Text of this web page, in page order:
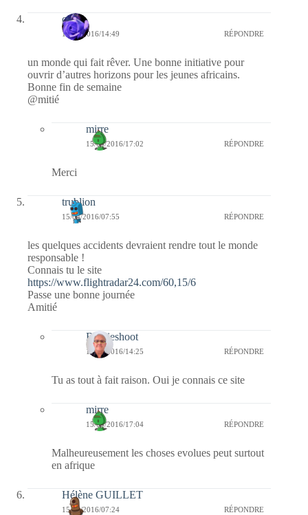
covix
15/04/2016/14:49 RÉPONDRE
un monde qui fait rêver. Une bonne initiative pour
ouvrir d’autres horizons pour les jeunes africains.
Bonne fin de semaine
@mitié
mirre
15/04/2016/17:02 RÉPONDRE
Merci
trublion
15/04/2016/07:55 RÉPONDRE
les quelques accidents devraient rendre tout le monde
responsable !
Connais tu le site
https://www.flightradar24.com/60,15/6
Passe une bonne journée
Amitié
Bernieshoot
15/04/2016/14:25 RÉPONDRE
Tu as tout à fait raison. Oui je connais ce site
mirre
15/04/2016/17:04 RÉPONDRE
Malheureusement les choses evolues peut surtout
en afrique
Hélène GUILLET
15/04/2016/07:24 RÉPONDRE